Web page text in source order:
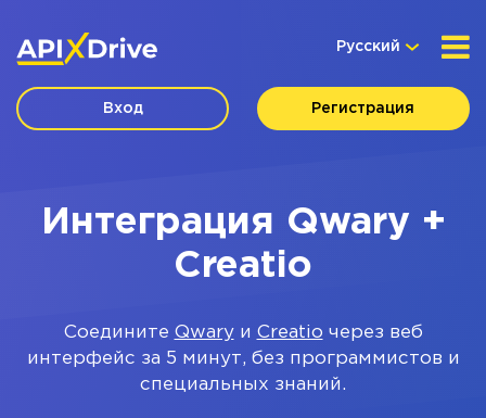
Русский
Вход Регистрация
Интеграция Qwary +
Creatio
Соедините Qwaryи Creatio через веб
интерфейс за 5 минут, без программистов и
специальных знаний.